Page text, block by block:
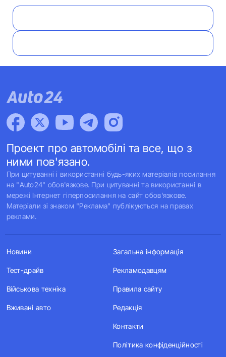
Проект про автомобілі та все, що з
ними пов'язано.
При цитуванні і використанні будь-яких матеріалів посилання
на "Auto24" обов'язкове. При цитуванні та використанні в
мережі Інтернет гіперпосилання на сайт обов'язкове.
Матеріали зі знаком "Реклама" публікуються на правах
реклами.
Новини
Тест-драйв
Військова техніка
Вживані авто
Загальна інформація
Рекламодавцям
Правила сайту
Редакція
Контакти
Політика конфіденційності